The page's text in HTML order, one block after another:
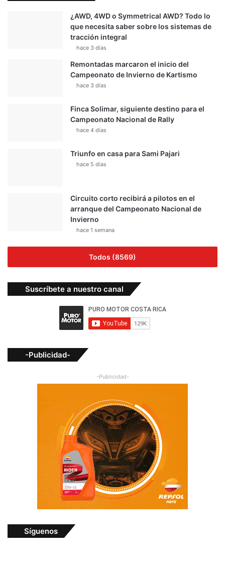
¿AWD, 4WD o Symmetrical AWD? Todo lo
que necesita saber sobre los sistemas de
tracción integral
hace 3 días
Remontadas marcaron el inicio del
Campeonato de Invierno de Kartismo
hace 3 días
Finca Solimar, siguiente destino para el
Campeonato Nacional de Rally
hace 4 días
Triunfo en casa para Sami Pajari
hace 5 días
Circuito corto recibirá a pilotos en el
arranque del Campeonato Nacional de
Invierno
hace 1 semana
Todos (8569)
Suscríbete a nuestro canal
-Publicidad-
-Publicidad-
Síguenos